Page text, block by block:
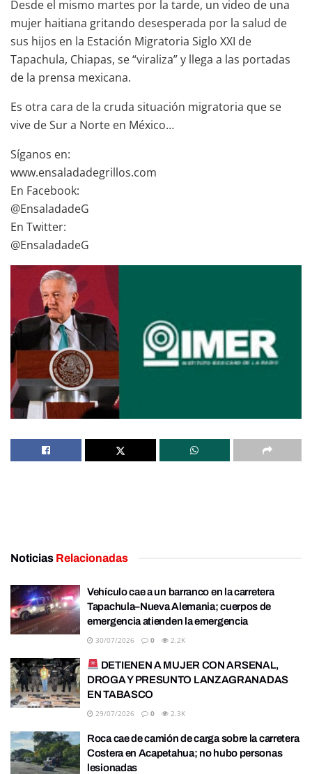
Desde el mismo martes por la tarde, un video de una
mujer haitiana gritando desesperada por la salud de
sus hijos en la Estación Migratoria Siglo XXI de
Tapachula, Chiapas, se “viraliza” y llega a las portadas
de la prensa mexicana.
Es otra cara de la cruda situación migratoria que se
vive de Sur a Norte en México…
Síganos en:
www.ensaladadegrillos.com
En Facebook:
@EnsaladadeG
En Twitter:
@EnsaladadeG
Noticias Relacionadas
Vehículo cae a un barranco en la carretera
Tapachula–Nueva Alemania; cuerpos de
emergencia atienden la emergencia
30/07/2026 0 2.2K
DETIENEN A MUJER CON ARSENAL,
DROGA Y PRESUNTO LANZAGRANADAS
EN TABASCO
29/07/2026 0 2.3K
Roca cae de camión de carga sobre la carretera
Costera en Acapetahua; no hubo personas
lesionadas